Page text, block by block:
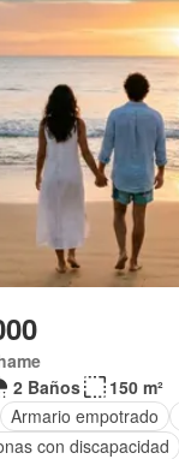
2 Baños
150 m²
Armario empotrado
con discapacidad